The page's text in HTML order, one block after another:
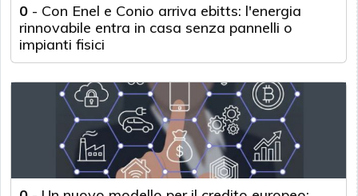
0 - Con Enel e Conio arriva ebitts: l'energia
rinnovabile entra in casa senza pannelli o
impianti fisici